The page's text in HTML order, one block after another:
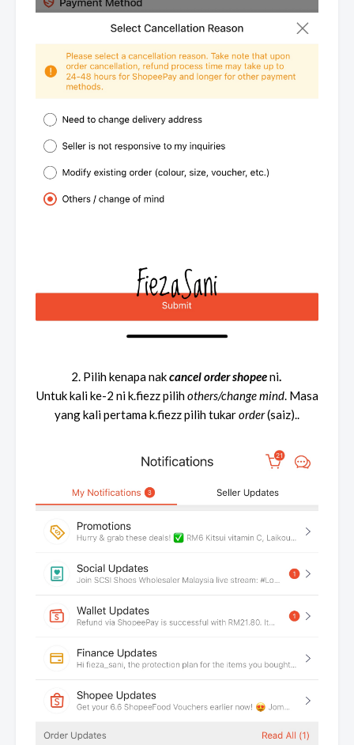
2. Pilih kenapa nakcancel order shopeeni.
Untuk kali ke-2 ni k.fiezz pilihothers/change mind. Masa
yang kali pertama k.fiezz pilih tukarorder(saiz)..